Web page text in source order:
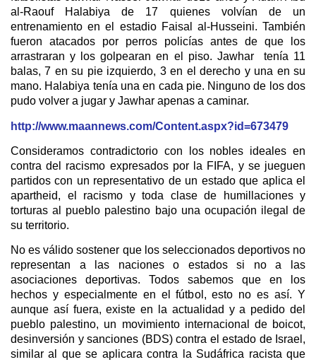
al-Raouf Halabiya de 17 quienes volvían de un
entrenamiento en el estadio Faisal al-Husseini. También
fueron atacados por perros policías antes de que los
arrastraran y los golpearan en el piso. Jawhar tenía 11
balas, 7 en su pie izquierdo, 3 en el derecho y una en su
mano. Halabiya tenía una en cada pie. Ninguno de los dos
pudo volver a jugar y Jawhar apenas a caminar.
http://www.maannews.com/Content.aspx?id=673479
Consideramos contradictorio con los nobles ideales en
contra del racismo expresados por la FIFA, y se jueguen
partidos con un representativo de un estado que aplica el
apartheid, el racismo y toda clase de humillaciones y
torturas al pueblo palestino bajo una ocupación ilegal de
su territorio.
No es válido sostener que los seleccionados deportivos no
representan a las naciones o estados si no a las
asociaciones deportivas. Todos sabemos que en los
hechos y especialmente en el fútbol, esto no es así. Y
aunque así fuera, existe en la actualidad y a pedido del
pueblo palestino, un movimiento internacional de boicot,
desinversión y sanciones (BDS) contra el estado de Israel,
similar al que se aplicara contra la Sudáfrica racista que